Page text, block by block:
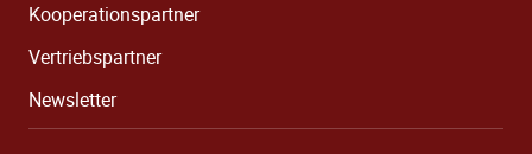
Kooperationspartner
Vertriebspartner
Newsletter